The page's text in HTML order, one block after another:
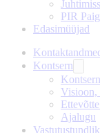
PIR
Edasimüüjad
Kontsern
Kontsern
Visioon,
Ajalugu